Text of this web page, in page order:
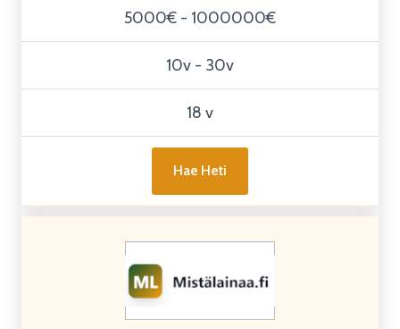
5000€ - 1000000€
10v - 30v
18 v
Hae Heti